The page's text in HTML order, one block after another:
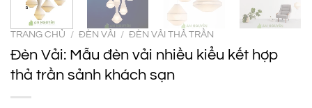
TRANG CHỦ / ĐÈN VẢI / ĐÈN VẢI THẢ TRẦN
Đèn Vải: Mẫu đèn vải nhiều kiểu kết hợp
thả trần sảnh khách sạn